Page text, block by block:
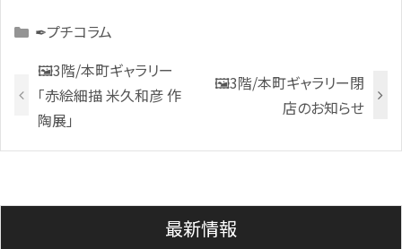
Categories
✒プチコラム
🖼3階/本町ギャラリー
「赤絵細描 米久和彦 作
陶展」
🖼3階/本町ギャラリー閉
店のお知らせ
最新情報